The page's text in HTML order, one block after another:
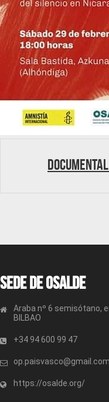
Sede de OSALDE
Araba nº 6 semisótano,
BILBAO
+34 94 600 99 47
op.paisvasco@gmail.com
https://osalde.org/